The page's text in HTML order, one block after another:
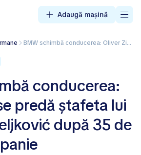
Adaugă mașină
BMW schimbă conducerea: Oliver Zipse predă ștafeta lui Milan Nedeljković după 35 de ani în companie
conducerea:
predă ștafeta lui
după 35 de